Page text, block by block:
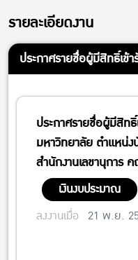
รายละเอียดงาน
ประกาศรายชื่อผู้มีสิทธิ์เข้
ประกาศรายชื่อผู้มีสิท
มหาวิทยาลัย ตำแหน่
สำนักงานเลขานุการ
เงินงบประมาณ
ลงงานเมื่อ 21 พ.ย.